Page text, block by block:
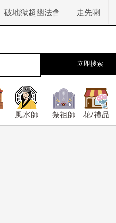
破地獄超幽法會 走先喇
立即搜索
風水師 祭祖師 花/禮品